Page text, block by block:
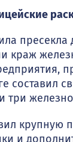
пресекла
краж
составил
три
крупную
и